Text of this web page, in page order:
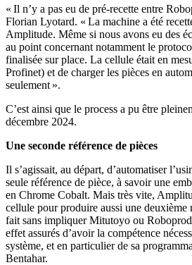
« Il n’y a pas eu de pré-recette entre
Florian Lyotard. « La machine a été
Amplitude. Même si nous avons eu des
au point concernant notamment le
finalisée sur place. La cellule était en
Profinet) et de charger les pièces en
seulement ».
C’est ainsi que le process a pu être
décembre 2024.
Une seconde référence de pièces
Il s’agissait, au départ, d’automatiser
seule référence de pièce, à savoir une
en Chrome Cobalt. Mais très vite,
cellule pour produire aussi une deuxième
fait sans impliquer Mitutoyo ou
effet assurés d’avoir la compétence
système, et en particulier de sa
Bentahar.